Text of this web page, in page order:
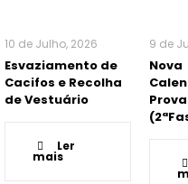
10 de Julho, 2026
Esvaziamento de
Cacifos e Recolha
de Vestuário
Ler
mais
9 de
Nova